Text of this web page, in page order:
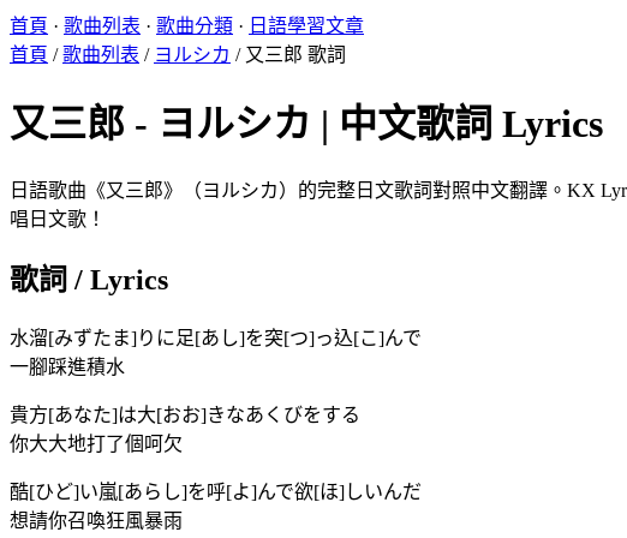
首頁 · 歌曲列表 · 歌曲分類 · 日語學習文章
首頁 /歌曲列表 / ヨルシカ / 又三郎 歌詞
又三郎 - ヨルシカ | 中文歌詞 Lyrics
日語歌曲《又三郎》（ヨルシカ）的完整日文歌詞對照中文翻譯。KX
唱日文歌！
歌詞 / Lyrics
水溜[みずたま]りに足[あし]を突[つ]っ込[こ]んで
一腳踩進積水
貴方[あなた]は大[おお]きなあくびをする
你大大地打了個呵欠
酷[ひど]い嵐[あらし]を呼[よ]んで欲[ほ]しいんだ
想請你召喚狂風暴雨